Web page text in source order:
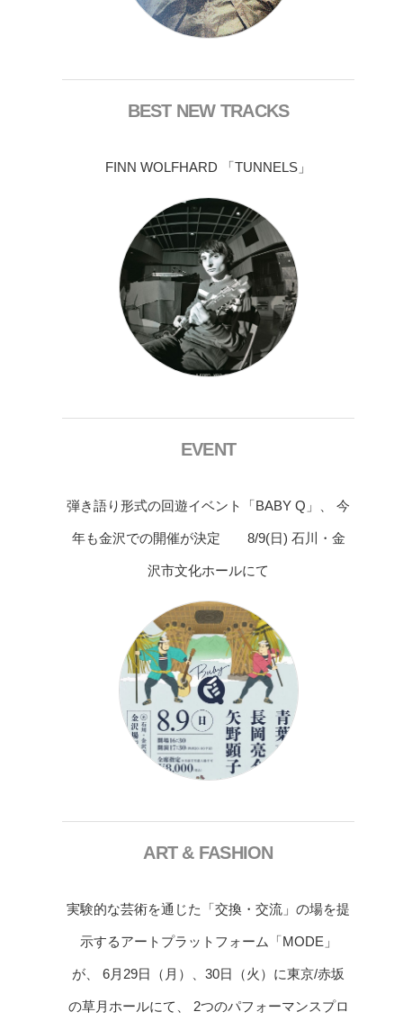
BEST NEW TRACKS
FINN WOLFHARD 「TUNNELS」
EVENT
弾き語り形式の回遊イベント「BABY Q」、 今
年も金沢での開催が決定 8/9(日) 石川・金
沢市文化ホールにて
ART & FASHION
実験的な芸術を通じた「交換・交流」の場を提
示するアートプラットフォーム「MODE」
が、 6月29日（月）、30日（火）に東京/赤坂
の草月ホールにて、 2つのパフォーマンスプロ